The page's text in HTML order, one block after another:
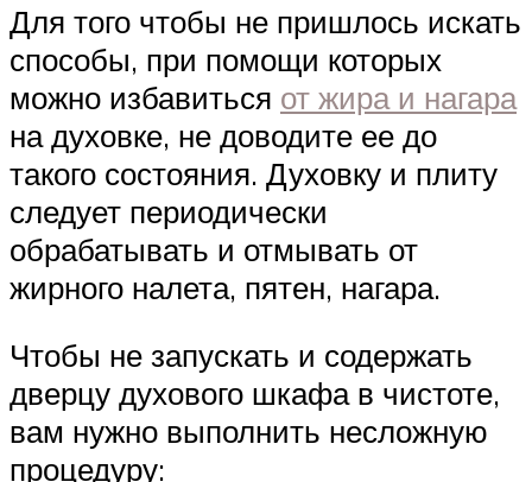
Для того чтобы не пришлось искать
способы, при помощи которых
можно избавиться от жира и нагара
на духовке, не доводите ее до
такого состояния. Духовку и плиту
следует периодически
обрабатывать и отмывать от
жирного налета, пятен, нагара.
Чтобы не запускать и содержать
дверцу духового шкафа в чистоте,
вам нужно выполнить несложную
процедуру: